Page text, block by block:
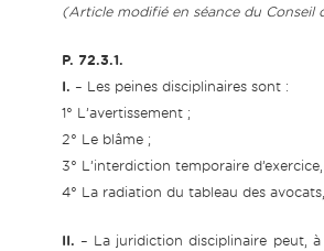
(Article modifié en séance du
P. 72.3.1.
I. – Les peines disciplinaires sont :
1° L’avertissement ;
2° Le blâme ;
3° L’interdiction temporaire
4° La radiation du tableau des
II. – La juridiction disciplinaire peut,